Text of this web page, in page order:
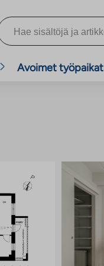
Avoimet työpaikat